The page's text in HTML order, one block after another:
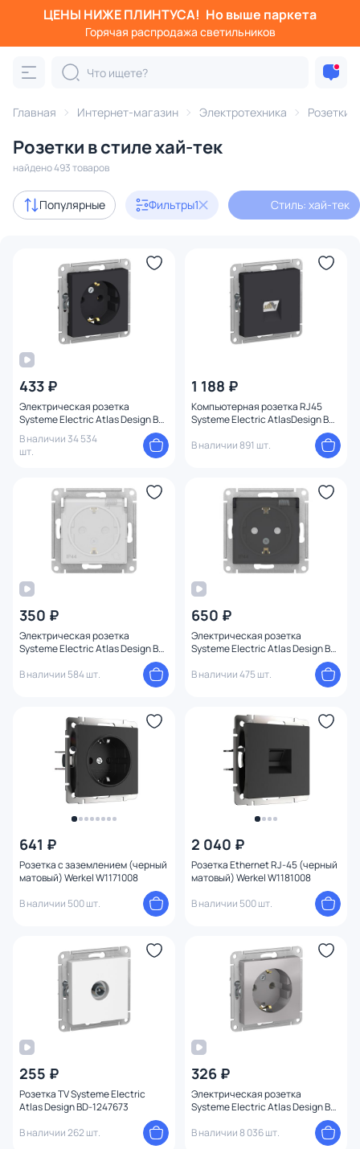
ЦЕНЫ НИЖЕ ПЛИНТУСА! Но выше паркета
Горячая распродажа светильников
Главная Интернет-магазин Электротехника Розетки
Розетки в стиле хай-тек
найдено 493 товаров
Популярные Фильтры1 Стиль: хай-тек
433 ₽
Электрическая розетка
Systeme Electric Atlas Design BD-
1247398
В наличии 34 534
шт.
1 188 ₽
Компьютерная розетка RJ45
Systeme Electric AtlasDesign BD-
В наличии 891 шт.
350 ₽
Электрическая розетка
Systeme Electric Atlas Design BD-
В наличии 584 шт.
650 ₽
Электрическая розетка
Systeme Electric Atlas Design BD-
В наличии 475 шт.
641 ₽
Розетка с заземлением (черный
матовый) Werkel W1171008
В наличии 500 шт.
2 040 ₽
Розетка Ethernet RJ-45 (черный
матовый) Werkel W1181008
В наличии 500 шт.
255 ₽
Розетка TV Systeme Electric
Atlas Design BD-1247673
В наличии 262 шт.
326 ₽
Электрическая розетка
Systeme Electric Atlas Design BD-
В наличии 8 036 шт.
Фильтры
Категория:
Розетки Рамки Выключатели
В наличии 372
Бренд
Цвет
Тип монтажа
Стиль 1
Страна
Материал
Высота (мм)
Ширина (мм)
Глубина (мм)
Глубина врезного отверстия
Назначение
Форма
Способ крепления
Установка
Количество постов
Степень пыле-влагозащиты
Напряжение